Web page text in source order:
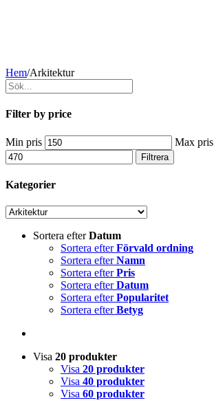
Hem/Arkitektur
Filter by price
Min pris Max pris
Filtrera
Kategorier
Sortera efterDatum
Sortera efterFörvald ordning
Sortera efterNamn
Sortera efterPris
Sortera efterDatum
Sortera efterPopularitet
Sortera efterBetyg
Visa 20 produkter
Visa 20 produkter
Visa 40 produkter
Visa 60 produkter